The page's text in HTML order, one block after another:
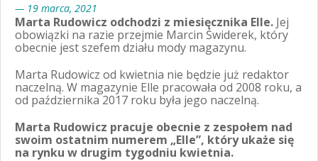
— 19 marca, 2021
Marta Rudowicz odchodzi z miesięcznika Elle. Jej
obowiązki na razie przejmie Marcin Świderek, który
obecnie jest szefem działu mody magazynu.
Marta Rudowicz od kwietnia nie będzie już redaktor
naczelną. W magazynie Elle pracowała od 2008 roku, a
od października 2017 roku była jego naczelną.
Marta Rudowicz pracuje obecnie z zespołem nad
swoim ostatnim numerem „Elle”, który ukaże się
na rynku w drugim tygodniu kwietnia.